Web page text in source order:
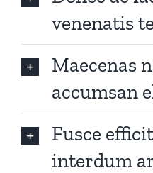
venenatis
Maecenas
accumsan
Fusce
interdum